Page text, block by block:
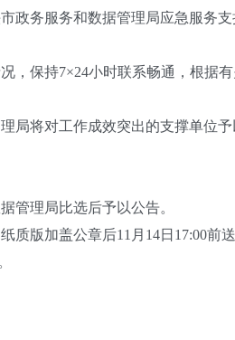
务服务和数据管理局应急服务支
保持7×24小时联系畅通，根据
局将对工作成效突出的支撑单位
理局比选后予以公告。
版加盖公章后11月14日17:00前